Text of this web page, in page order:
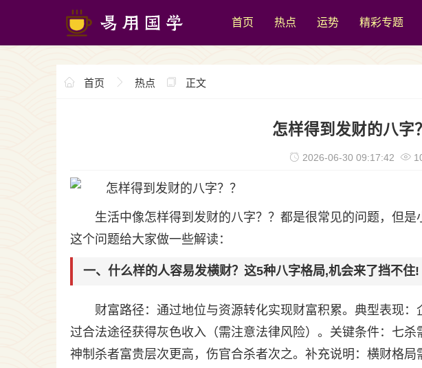
首页 热点 运势 精彩专题
首页 热点 正文
怎样得到发财的八字
2026-06-30 09:17:42
生活中像怎样得到发财的八字？？都是很常见的问题，但
这个问题给大家做一些解读：
一、什么样的人容易发横财？这5种八字格局,机会来了挡不住!
财富路径：通过地位与资源转化实现财富积累。典型表现
过合法途径获得灰色收入（需注意法律风险）。关键条件：七杀
神制杀者富贵层次更高，伤官合杀者次之。补充说明：横财格